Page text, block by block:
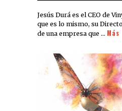
Jesús Durá es el CEO de
que es lo mismo, su
de una empresa que … Más